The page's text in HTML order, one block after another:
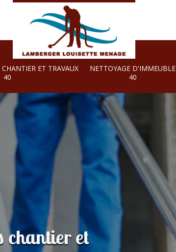
ET TRAVAUX
40
NETTOYAGE D'IMMEUBLE
40
chantier et